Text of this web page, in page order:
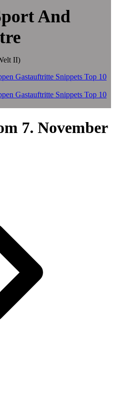
And
II)
Gastauftritte Snippets Top 10
Gastauftritte Snippets Top 10
7. November